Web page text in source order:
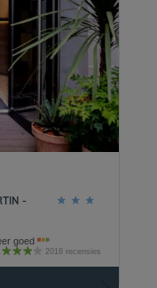
-
goed
2018 recensies